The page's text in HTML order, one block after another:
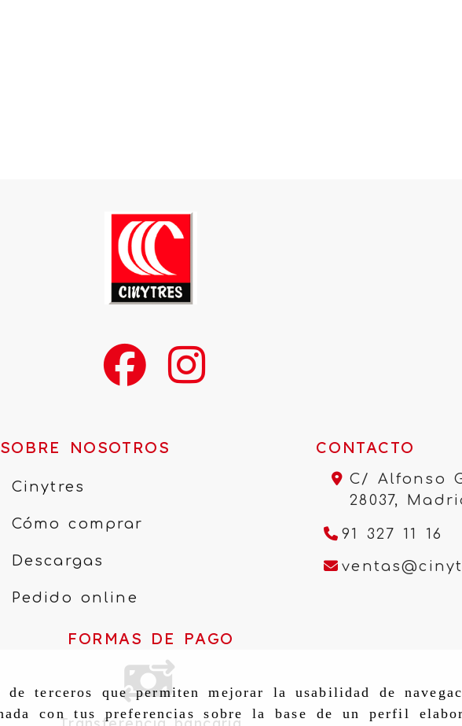
terceros que permiten mejorar la usabilidad de
con tus preferencias sobre la base de un perfil
SOBRE NOSOTROS
Cinytres
Cómo comprar
Descargas
Pedido online
CONTACTO
C/ Alfonso
28037,
91 327 11 16
ventas
FORMAS DE PAGO